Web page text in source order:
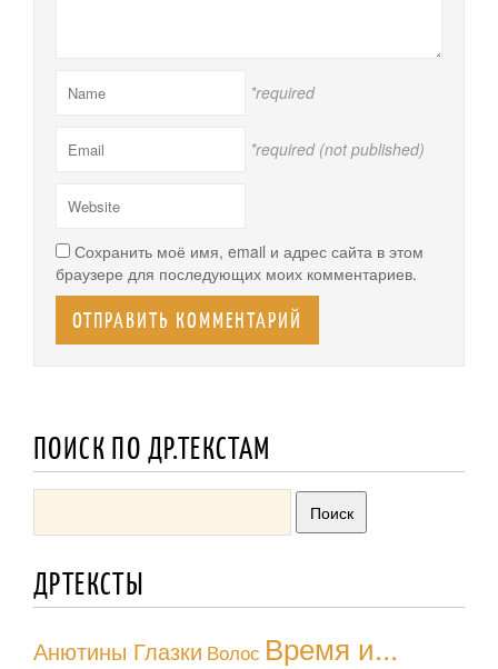
*required
*required (not published)
Сохранить моё имя, email и адрес сайта в этом
браузере для последующих моих комментариев.
ПОИСК ПО ДР.ТЕКСТАМ
ДРТЕКСТЫ
Анютины Глазки Волос Время и...